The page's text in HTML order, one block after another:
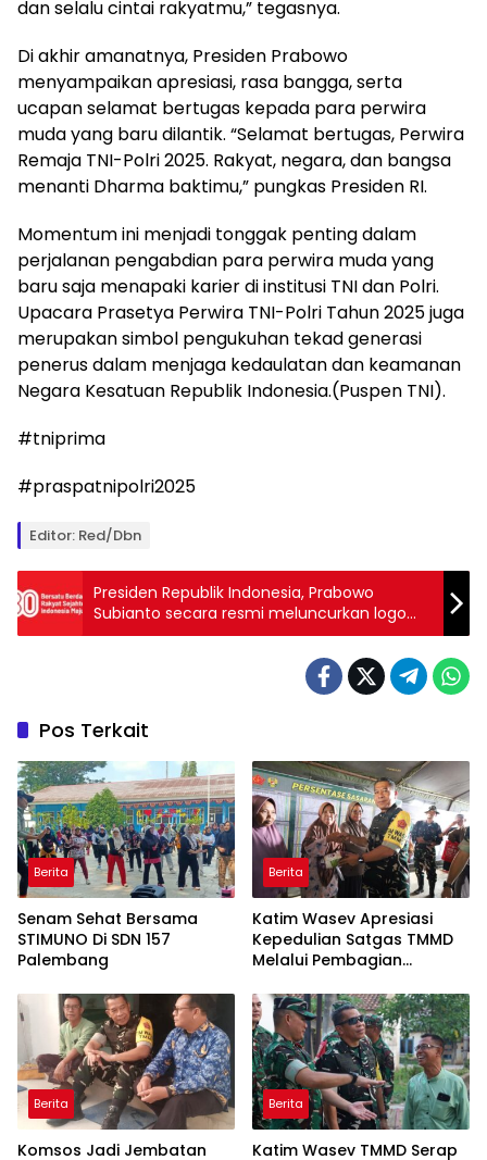
dan selalu cintai rakyatmu,” tegasnya.
Di akhir amanatnya, Presiden Prabowo
menyampaikan apresiasi, rasa bangga, serta
ucapan selamat bertugas kepada para perwira
muda yang baru dilantik. “Selamat bertugas, Perwira
Remaja TNI-Polri 2025. Rakyat, negara, dan bangsa
menanti Dharma baktimu,” pungkas Presiden RI.
Momentum ini menjadi tonggak penting dalam
perjalanan pengabdian para perwira muda yang
baru saja menapaki karier di institusi TNI dan Polri.
Upacara Prasetya Perwira TNI-Polri Tahun 2025 juga
merupakan simbol pengukuhan tekad generasi
penerus dalam menjaga kedaulatan dan keamanan
Negara Kesatuan Republik Indonesia.(Puspen TNI).
#tniprima
#praspatnipolri2025
Editor: Red/Dbn
Presiden Republik Indonesia, Prabowo
Subianto secara resmi meluncurkan logo
dan tema Hari Ulang Tahun (HUT) ke-80
Kemerdekaan Republik Indonesia
Pos Terkait
Berita
Senam Sehat Bersama
STIMUNO Di SDN 157
Palembang
Berita
Katim Wasev Apresiasi
Kepedulian Satgas TMMD
Melalui Pembagian
Berita
Komsos Jadi Jembatan
Berita
Katim Wasev TMMD Serap